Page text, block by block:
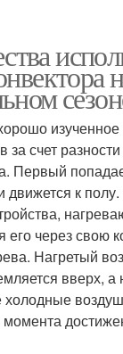
за счет
Первый
движется к
его через свою
Нагретый
вверх, а
холодные